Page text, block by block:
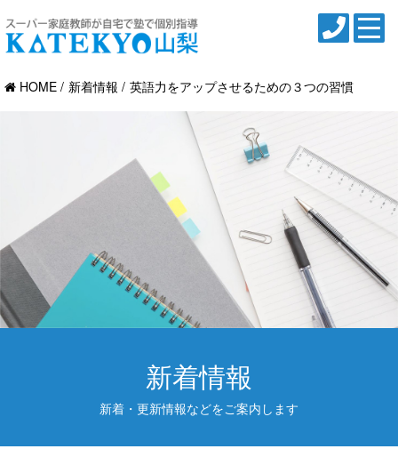
HOME 新着情報 英語力をアップさせるための３つの習慣
新着情報
新着・更新情報などをご案内します